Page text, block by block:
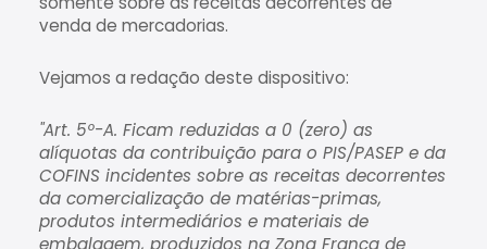
venda de mercadorias.
Vejamos a redação deste dispositivo:
"Art. 5º-A. Ficam reduzidas a 0 (zero) as
alíquotas da contribuição para o PIS/PASEP e da
COFINS incidentes sobre as receitas decorrentes
da comercialização de matérias-primas,
produtos intermediários e materiais de